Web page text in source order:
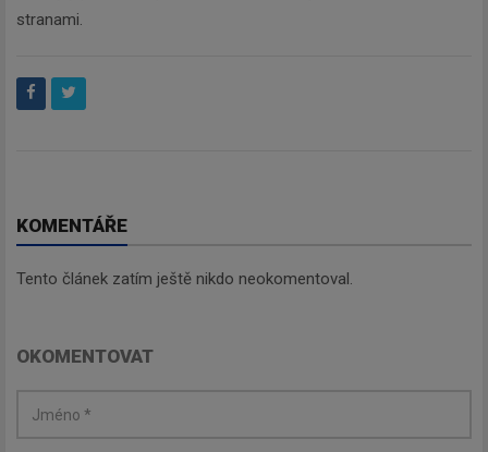
stranami.
KOMENTÁŘE
Tento článek zatím ještě nikdo neokomentoval.
OKOMENTOVAT